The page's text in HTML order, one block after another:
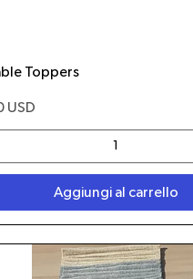
Toppers
USD
Aggiungi al carrello